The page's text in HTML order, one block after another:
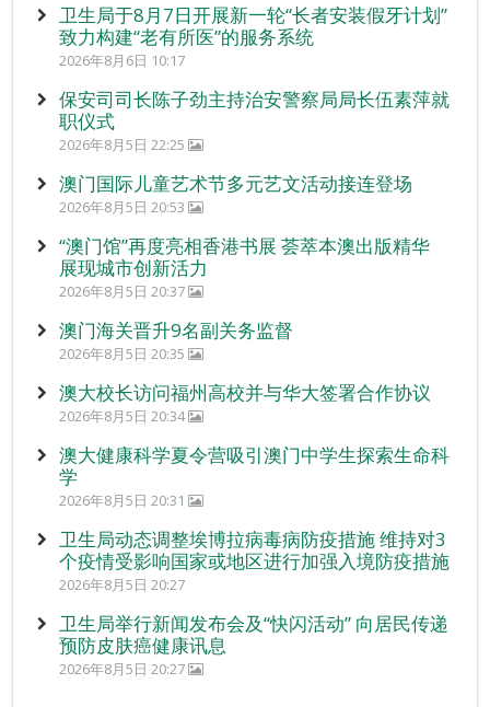
卫生局于8月7日开展新一轮“长者安装假牙计划”
致力构建“老有所医”的服务系统
2026年8月6日 10:17
保安司司长陈子劲主持治安警察局局长伍素萍就
职仪式
2026年8月5日 22:25
澳门国际儿童艺术节多元艺文活动接连登场
2026年8月5日 20:53
“澳门馆”再度亮相香港书展 荟萃本澳出版精华
展现城市创新活力
2026年8月5日 20:37
澳门海关晋升9名副关务监督
2026年8月5日 20:35
澳大校长访问福州高校并与华大签署合作协议
2026年8月5日 20:34
澳大健康科学夏令营吸引澳门中学生探索生命科
学
2026年8月5日 20:31
卫生局动态调整埃博拉病毒病防疫措施 维持对3
个疫情受影响国家或地区进行加强入境防疫措施
2026年8月5日 20:27
卫生局举行新闻发布会及“快闪活动” 向居民传递
预防皮肤癌健康讯息
2026年8月5日 20:27